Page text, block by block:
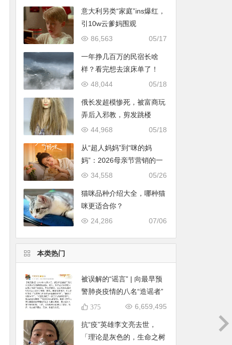
意大利另类“家庭”ins爆红，
引10w云爹妈围观
05/17
86,563
一年挣几百万的民宿长啥
样？看完想去滚床单了！
05/18
48,044
俄长发超模惨死，被富商玩
弄后入邪教，剪发跳楼
05/18
44,968
从“超人妈妈”到“咪的妈
妈”：2026母亲节营销的一
次温情破题
05/26
34,558
猫咪品种介绍大全，哪种猫
咪更适合你？
07/06
24,286
本类热门
被误解的“谣言” | 向最早预
警肺炎疫情的八名“造谣者”
医生致敬！
6,659,495
375
抗“疫”英雄李文亮去世，
「理论是灰色的，生命之树